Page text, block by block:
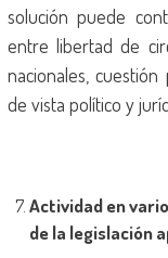
solución puede
entre libertad de
nacionales,
de vista político y
Actividad en
de la legislación